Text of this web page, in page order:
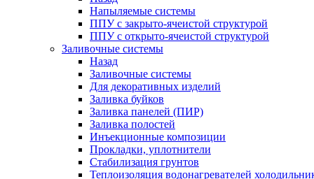
Напыляемые системы
ППУ с закрыто-ячеистой структурой
ППУ с открыто-ячеистой структурой
Заливочные системы
Назад
Заливочные системы
Для декоративных изделий
Заливка буйков
Заливка панелей (ПИР)
Заливка полостей
Инъекционные композиции
Прокладки, уплотнители
Стабилизация грунтов
Теплоизоляция водонагревателей